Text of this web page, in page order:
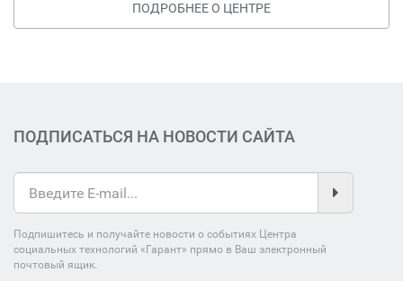
ПОДРОБНЕЕ О ЦЕНТРЕ
ПОДПИСАТЬСЯ НА НОВОСТИ САЙТА
Подпишитесь и получайте новости о событиях Центра
социальных технологий «Гарант» прямо в Ваш электронный
почтовый ящик.